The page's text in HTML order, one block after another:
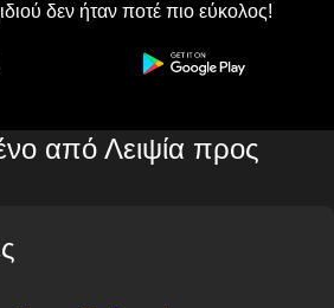
δεν ήταν ποτέ πιο εύκολος!
από Λειψία προς